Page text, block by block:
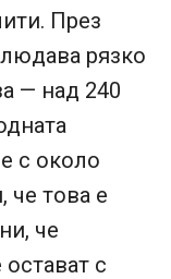
През
рязко
— над 240
с около
че това е
че
остават с